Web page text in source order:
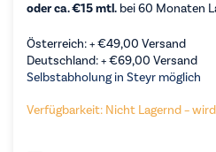
oder ca. €15 mtl. bei 60 Monaten
Österreich: +€49,00 Versand
Deutschland: +€69,00 Versand
Selbstabholung in Steyr möglich
Verfügbarkeit: Nicht Lagernd –